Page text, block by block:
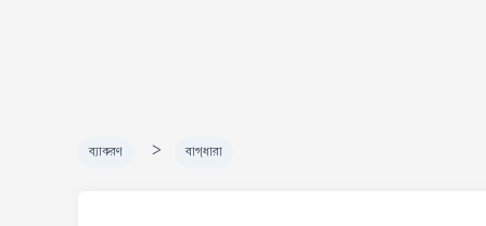
ব্যাকরণ > বাগ্‌ধারা